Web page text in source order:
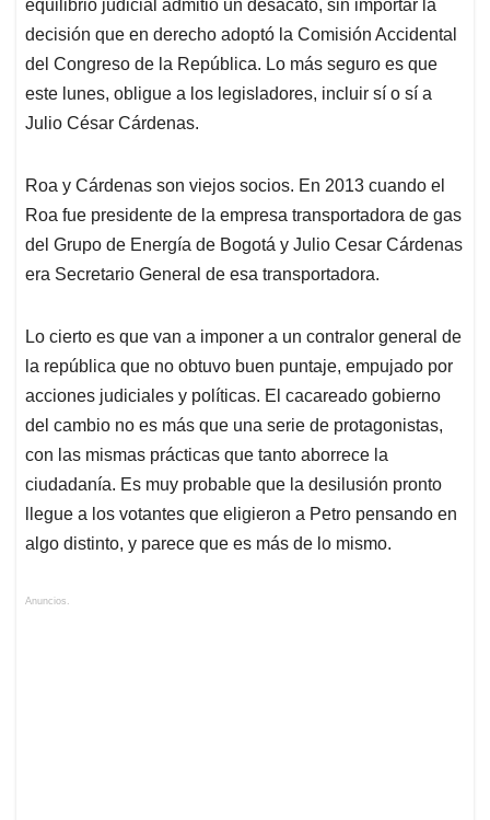
equilibrio judicial admitió un desacato, sin importar la
decisión que en derecho adoptó la Comisión Accidental
del Congreso de la República. Lo más seguro es que
este lunes, obligue a los legisladores, incluir sí o sí a
Julio César Cárdenas.
Roa y Cárdenas son viejos socios. En 2013 cuando el
Roa fue presidente de la empresa transportadora de gas
del Grupo de Energía de Bogotá y Julio Cesar Cárdenas
era Secretario General de esa transportadora.
Lo cierto es que van a imponer a un contralor general de
la república que no obtuvo buen puntaje, empujado por
acciones judiciales y políticas. El cacareado gobierno
del cambio no es más que una serie de protagonistas,
con las mismas prácticas que tanto aborrece la
ciudadanía. Es muy probable que la desilusión pronto
llegue a los votantes que eligieron a Petro pensando en
algo distinto, y parece que es más de lo mismo.
Anuncios.